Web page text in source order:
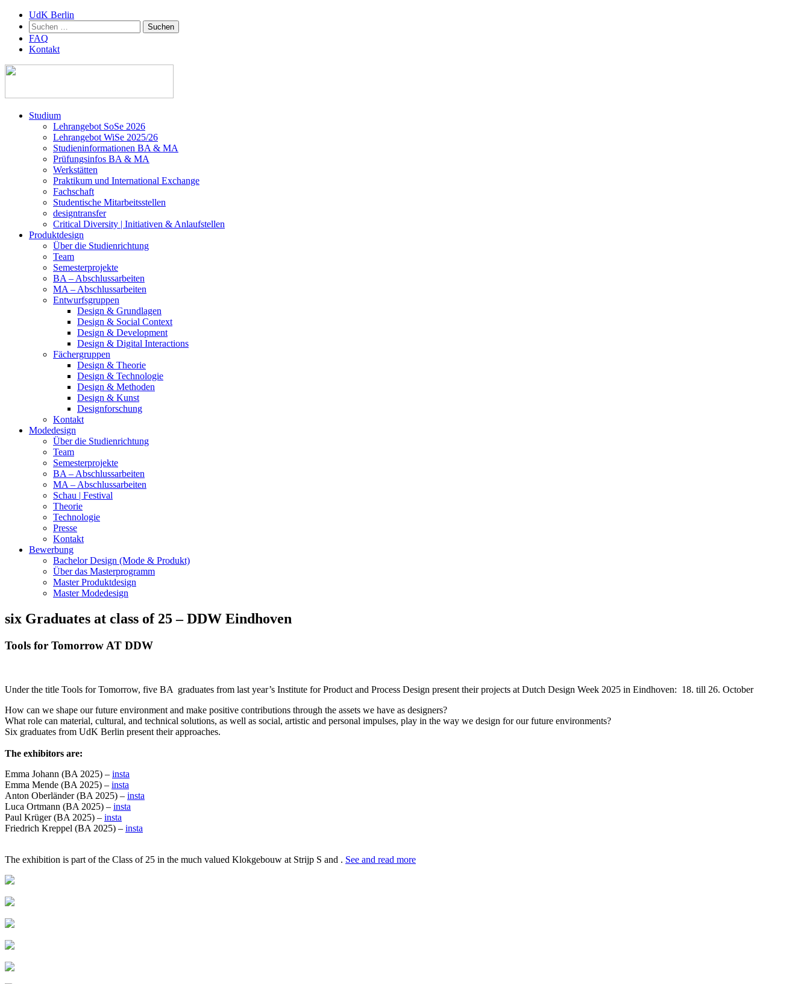
UdK Berlin
Suchen
nach:
FAQ
Kontakt
Inhalt
Studium
Lehrangebot SoSe 2026
Lehrangebot WiSe 2025/26
Studieninformationen ­BA & MA
Prüfungsinfos BA & MA
Werkstätten
Praktikum und International Exchange
Fachschaft
Studentische Mitarbeitsstellen
designtransfer
Critical Diversity | Initiativen & Anlaufstellen
Produktdesign
Über die Studienrichtung
Team
Semesterprojekte
BA – Abschlussarbeiten
MA – Abschlussarbeiten
Entwurfsgruppen
Design & Grundlagen
Design & Social Context
Design & Development
Design & Digital Interactions
Fächergruppen
Design & Theorie
Design & Technologie
Design & Methoden
Design & Kunst
Designforschung
Kontakt
Modedesign
Über die Studienrichtung
Team
Semesterprojekte
BA – Abschlussarbeiten
MA – Abschlussarbeiten
Schau | Festival
Theorie
Technologie
Presse
Kontakt
Bewerbung
Bachelor Design (Mode & Produkt)
Über das Masterprogramm
Master Produktdesign
Master Modedesign
six Graduates at class of 25 – DDW Eindhoven
Tools for Tomorrow AT DDW
Under the title Tools for Tomorrow, five BA graduates from last year’s Institute for Product and Process Design present their projects at Dutch Design Week 2025 in Eindhoven: 18. till 26. October
How can we shape our future environment and make positive contributions through the assets we have as designers?
What role can material, cultural, and technical solutions, as well as social, artistic and personal impulses, play in the way we design for our future environments?
Six graduates from UdK Berlin present their approaches.
The exhibitors are:
Emma Johann (BA 2025) – insta
Emma Mende (BA 2025) – insta
Anton Oberländer (BA 2025) – insta
Luca Ortmann (BA 2025) – insta
Paul Krüger (BA 2025) – insta
Friedrich Kreppel (BA 2025) – insta
The exhibition is part of the Class of 25 in the much valued Klokgebouw at Strijp S and . See and read more